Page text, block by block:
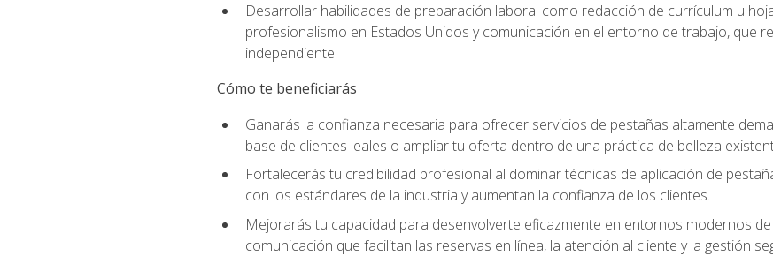
Desarrollar habilidades de preparación laboral como redacción de currículum u
profesionalismo en Estados Unidos y comunicación en el entorno de trabajo, que
independiente.
Cómo te beneficiarás
Ganarás la confianza necesaria para ofrecer servicios de pestañas altamente
base de clientes leales o ampliar tu oferta dentro de una práctica de belleza
Fortalecerás tu credibilidad profesional al dominar técnicas de aplicación de
con los estándares de la industria y aumentan la confianza de los clientes.
Mejorarás tu capacidad para desenvolverte eficazmente en entornos modernos
comunicación que facilitan las reservas en línea, la atención al cliente y la gestión